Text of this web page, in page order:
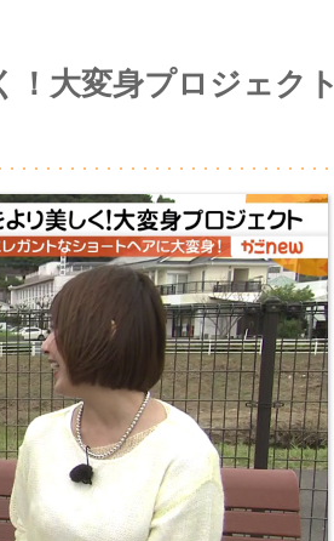
！大変身プロジェクト